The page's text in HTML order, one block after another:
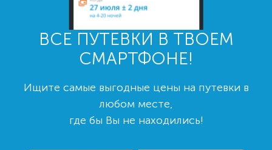
ВСЕ ПУТЕВКИ В ТВОЕМ
СМАРТФОНЕ!
Ищите самые выгодные цены на путевки в
любом месте,
где бы Вы не находились!